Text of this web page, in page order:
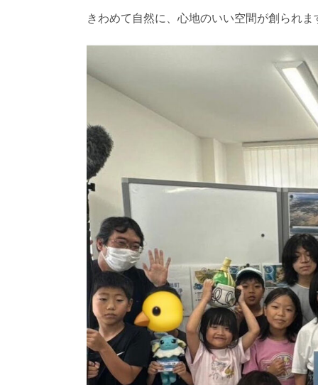
きわめて自然に、心地のいい空間が創られま